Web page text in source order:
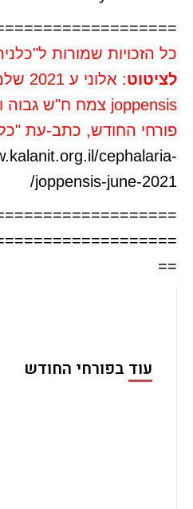
כל הזכויות שמורות
לציטוט
פורחי החודש, כתב-עת
cephalaria-
joppensis-june-2021/
==
עוד בפורחי החודש